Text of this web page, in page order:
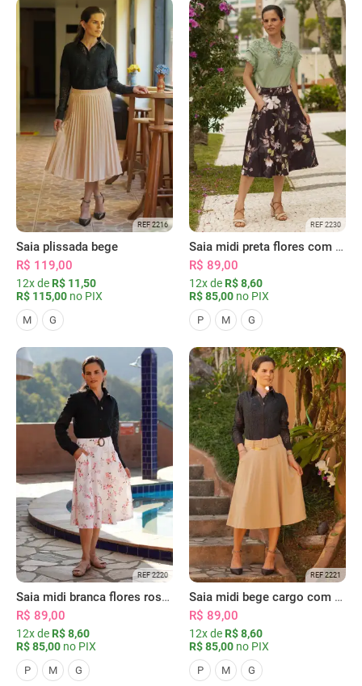
REF 2216
Saia plissada bege
R$ 119,00
12x de R$ 11,50
R$ 115,00 no PIX
M G
REF 2230
Saia midi preta flores com bolsos
R$ 89,00
12x de R$ 8,60
R$ 85,00 no PIX
P M G
REF 2220
Saia midi branca flores rosas com bolsos
R$ 89,00
12x de R$ 8,60
R$ 85,00 no PIX
P M G
REF 2221
Saia midi bege cargo com bolsos
R$ 89,00
12x de R$ 8,60
R$ 85,00 no PIX
P M G